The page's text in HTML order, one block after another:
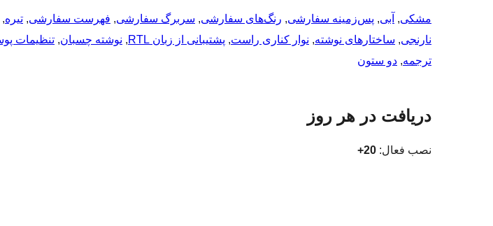
مشکی, آبی, پس‌زمینه سفارشی, رنگ‌های سفارشی, سربرگ سفارشی, فهرست سفارشی, تیره,
نارنجی, ساختارهای نوشته, نوار کناری راست, پشتیبانی از زبان RTL , نوشته چسبان, تنظیمات
ترجمه, دو ستون
دریافت در هر روز
نصب فعال: 20+